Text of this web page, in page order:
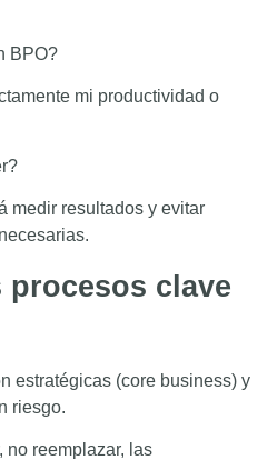
BPO?
mi productividad o
medir resultados y evitar
clave
estratégicas (core business) y
riesgo.
no reemplazar, las